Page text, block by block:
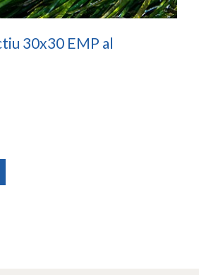
30x30 EMP al